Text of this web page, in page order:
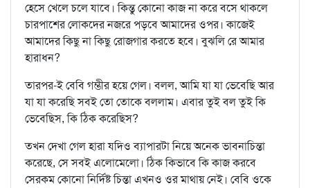
হেসে খেলে চলে যাবে। কিন্তু কোনো কাজ না করে বসে থাকলে
চারপাশের লোকদের নজরে পড়বে আমাদের ওপর। কাজেই
আমাদের কিছু না কিছু রোজগার করতে হবে। বুঝলি রে আমার
হারাধন?
তারপর-ই বেবি গম্ভীর হয়ে গেল। বলল, আমি যা যা ভেবেছি আর
যা যা করেছি সবই তো তোকে বললাম। এবার তুই বল তুই কি
ভেবেছিস, কি ঠিক করেছিস?
তখন দেখা গেল হারা যদিও ব্যাপারটা নিয়ে অনেক ভাবনাচিন্তা
করেছে, সে সবই এলোমেলো। ঠিক কিভাবে কি কাজ করবে
সেরকম কোনো নির্দিষ্ট চিন্তা এখনও ওর মাথায় নেই। বেবি ওকে